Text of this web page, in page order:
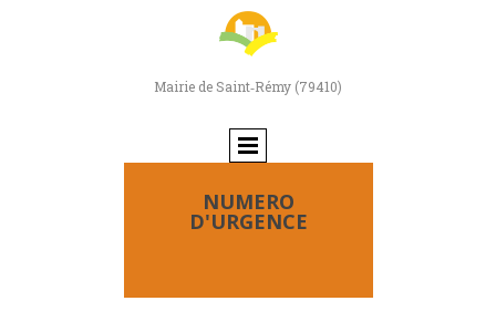
Mairie de Saint‑Rémy (79410)
NUMERO
D'URGENCE